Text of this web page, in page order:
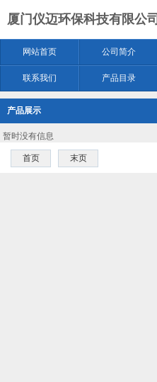
厦门仪迈环保科技有限公司
网站首页 公司简介
联系我们 产品目录
产品展示
暂时没有信息
首页 末页